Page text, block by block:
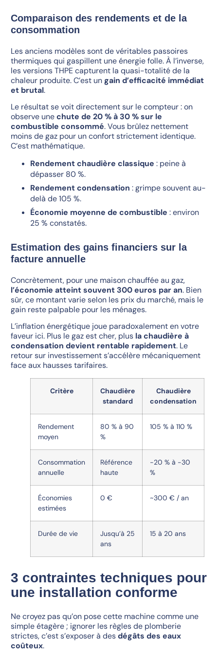
Comparaison des rendements et de la
consommation
Les anciens modèles sont de véritables passoires
thermiques qui gaspillent une énergie folle. À l’inverse,
les versions THPE capturent la quasi-totalité de la
chaleur produite. C’est ungain d’efficacité immédiat
et brutal.
Le résultat se voit directement sur le compteur : on
observe unechute de 20 % à 30 % sur le
combustible consommé. Vous brûlez nettement
moins de gaz pour un confort strictement identique.
C’est mathématique.
Rendement chaudière classique : peine à
dépasser 80 %.
Rendement condensation : grimpe souvent au-
delà de 105 %.
Économie moyenne de combustible : environ
25 % constatés.
Estimation des gains financiers sur la
facture annuelle
Concrètement, pour une maison chauffée au gaz,
l’économie atteint souvent 300 euros par an. Bien
sûr, ce montant varie selon les prix du marché, mais le
gain reste palpable pour les ménages.
L’inflation énergétique joue paradoxalement en votre
faveur ici. Plus le gaz est cher, plus la chaudière à
condensation devient rentable rapidement. Le
retour sur investissement s’accélère mécaniquement
face aux hausses tarifaires.
Critère
Chaudière
standard
Chaudière
condensation
Rendement
moyen
80 % à 90
%
105 % à 110 %
Consommation
annuelle
Référence
haute
-20 % à -30
%
Économies
estimées
0 € ~300 € / an
Durée de vie
Jusqu’à 25
ans
15 à 20 ans
3 contraintes techniques pour
une installation conforme
Ne croyez pas qu’on pose cette machine comme une
simple étagère ; ignorer les règles de plomberie
strictes, c’est s’exposer à desdégâts des eaux
coûteux.